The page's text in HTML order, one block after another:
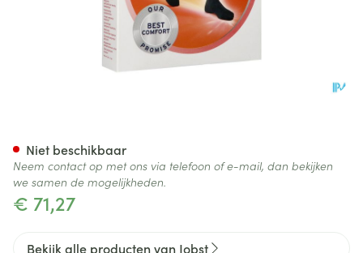
€ 71,27
Niet beschikbaar
Neem contact op met ons via telefoon of e-mail, dan bekijken
we samen de mogelijkheden.
Bekijk alle producten van Jobst